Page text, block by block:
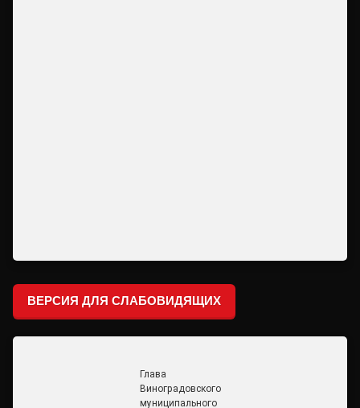
ВЕРСИЯ ДЛЯ СЛАБОВИДЯЩИХ
Глава
Виноградовского
муниципального